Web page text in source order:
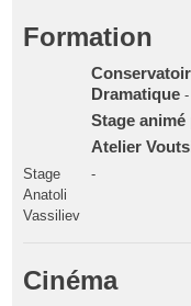
Formation
Dramatique-
Stage animé
Atelier
Stage
Anatoli
Vassiliev
-
Cinéma